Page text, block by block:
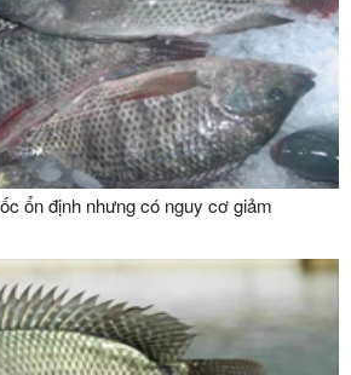
ổn định nhưng có nguy cơ giảm